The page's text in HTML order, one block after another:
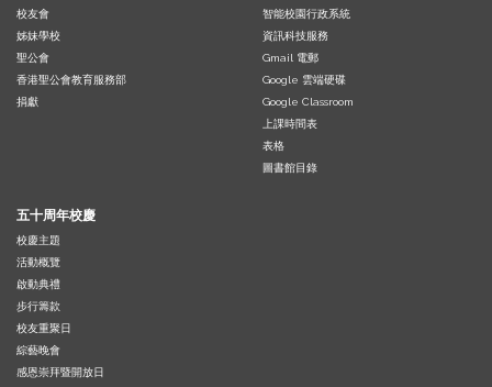
校友會
姊妹學校
聖公會
香港聖公會教育服務部
捐獻
智能校園行政系統
資訊科技服務
Gmail 電郵
Google 雲端硬碟
Google Classroom
上課時間表
表格
圖書館目錄
五十周年校慶
校慶主題
活動概覽
啟動典禮
步行籌款
校友重聚日
綜藝晚會
感恩崇拜暨開放日